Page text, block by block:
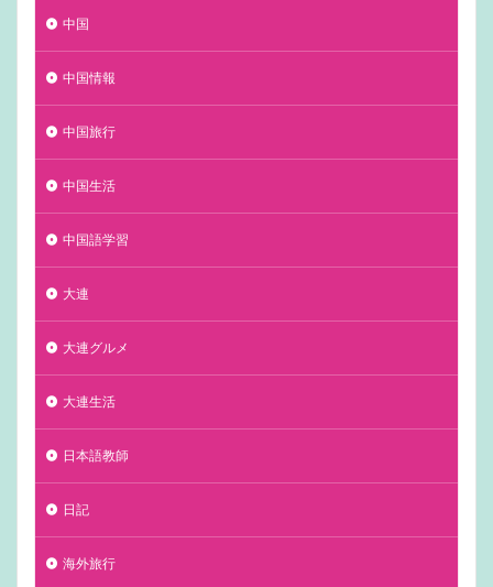
中国
中国情報
中国旅行
中国生活
中国語学習
大連
大連グルメ
大連生活
日本語教師
日記
海外旅行